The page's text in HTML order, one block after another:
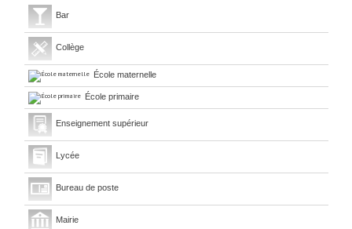
Bar
Collège
École maternelle
École primaire
Enseignement supérieur
Lycée
Bureau de poste
Mairie